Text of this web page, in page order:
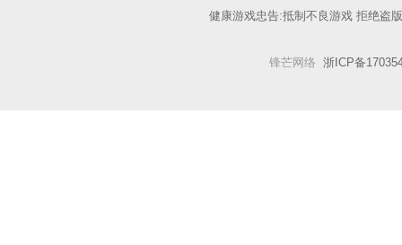
健康游戏忠告:抵制不良游戏 拒绝盗
锋芒网络 浙ICP备